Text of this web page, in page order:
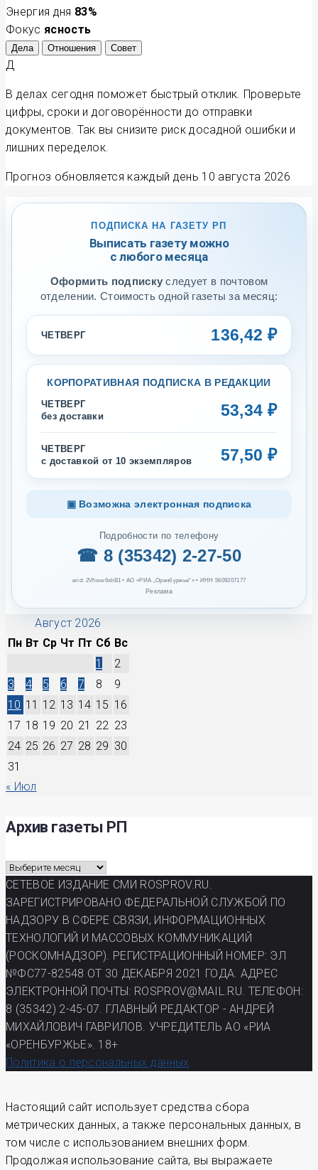
Энергия дня 83%
Фокус ясность
Дела Отношения Совет
Д
В делах сегодня поможет быстрый отклик. Проверьте
цифры, сроки и договорённости до отправки
документов. Так вы снизите риск досадной ошибки и
лишних переделок.
Прогноз обновляется каждый день 10 августа 2026
ПОДПИСКА НА ГАЗЕТУ РП
Выписать газету можно
с любого месяца
Оформить подписку следует в почтовом
отделении. Стоимость одной газеты за месяц:
ЧЕТВЕРГ 136,42 ₽
КОРПОРАТИВНАЯ ПОДПИСКА В РЕДАКЦИИ
ЧЕТВЕРГ
без доставки
53,34 ₽
ЧЕТВЕРГ
с доставкой от 10 экземпляров
57,50 ₽
▣ Возможна электронная подписка
Подробности по телефону
☎ 8 (35342) 2-27-50
erid: 2Vfnxw6shB1 • АО «РИА „Оренбуржье“» • ИНН 5609207177
Реклама
Август 2026
Пн Вт Ср Чт Пт Сб Вс
1
2
3
4 5 6 7 8
9
10 11 12 13 14 15 16
17 18 19 20 21 22 23
24 25 26 27 28 29 30
31
« Июл
Архив газеты РП
Архив
газеты
РП
СЕТЕВОЕ ИЗДАНИЕ СМИ ROSPROV.RU.
ЗАРЕГИСТРИРОВАНО ФЕДЕРАЛЬНОЙ СЛУЖБОЙ ПО
НАДЗОРУ В СФЕРЕ СВЯЗИ, ИНФОРМАЦИОННЫХ
ТЕХНОЛОГИЙ И МАССОВЫХ КОММУНИКАЦИЙ
(РОСКОМНАДЗОР). РЕГИСТРАЦИОННЫЙ НОМЕР: ЭЛ
№ФС77-82548 ОТ 30 ДЕКАБРЯ 2021 ГОДА. АДРЕС
ЭЛЕКТРОННОЙ ПОЧТЫ: ROSPROV@MAIL.RU. ТЕЛЕФОН:
8 (35342) 2-45-07. ГЛАВНЫЙ РЕДАКТОР - АНДРЕЙ
МИХАЙЛОВИЧ ГАВРИЛОВ. УЧРЕДИТЕЛЬ АО «РИА
«ОРЕНБУРЖЬЕ». 18+
Политика о персональных данных
Настоящий сайт использует средства сбора
метрических данных, а также персональных данных, в
том числе с использованием внешних форм.
Продолжая использование сайта, вы выражаете